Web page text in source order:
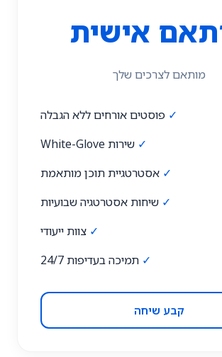
אישית
מותאם לצרכים שלך
✓ פוסטים אורחים ללא הגבלה
✓ שירות White-Glove
✓ אסטרטגיית תוכן מותאמת
✓ שיחות אסטרטגיה שבועיות
✓ צוות ייעודי
✓ תמיכה בעדיפות 24/7
קבע שיחה